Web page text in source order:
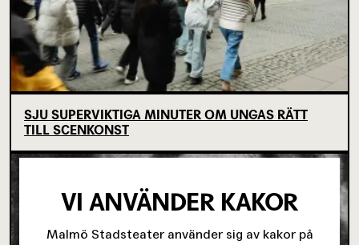
SJU SUPERVIKTIGA MINUTER OM UNGAS RÄTT
TILL SCENKONST
VI ANVÄNDER KAKOR
Malmö Stadsteater använder sig av kakor på